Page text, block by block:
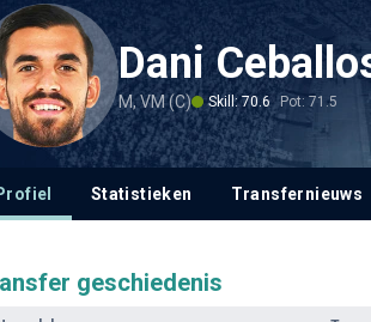
Dani
M, VM (C) Skill: 70.6 Pot: 71.5
Statistieken Transfernieuws
geschiedenis